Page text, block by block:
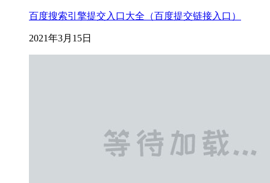
百度搜索引擎提交入口大全（百度提交链接入口）
2021年3月15日